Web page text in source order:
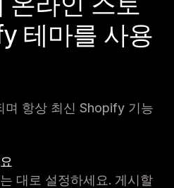
테마를 사용
며 항상 최신 Shopify 기능
대로 설정하세요. 게시할